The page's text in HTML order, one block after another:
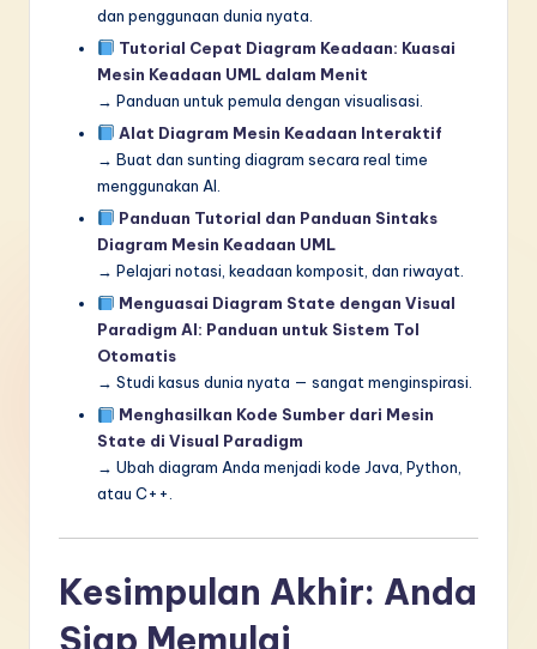
dan penggunaan dunia nyata.
Tutorial Cepat Diagram Keadaan: Kuasai
Mesin Keadaan UML dalam Menit
→ Panduan untuk pemula dengan visualisasi.
Alat Diagram Mesin Keadaan Interaktif
→ Buat dan sunting diagram secara real time
menggunakan AI.
Panduan Tutorial dan Panduan Sintaks
Diagram Mesin Keadaan UML
→ Pelajari notasi, keadaan komposit, dan riwayat.
Menguasai Diagram State dengan Visual
Paradigm AI: Panduan untuk Sistem Tol
Otomatis
→ Studi kasus dunia nyata — sangat menginspirasi.
Menghasilkan Kode Sumber dari Mesin
State di Visual Paradigm
→ Ubah diagram Anda menjadi kode Java, Python,
atau C++.
Kesimpulan Akhir: Anda